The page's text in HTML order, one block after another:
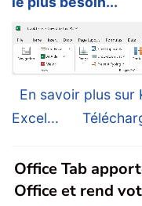
En savoir plus sur
Excel...
Office Tab
Office et rend